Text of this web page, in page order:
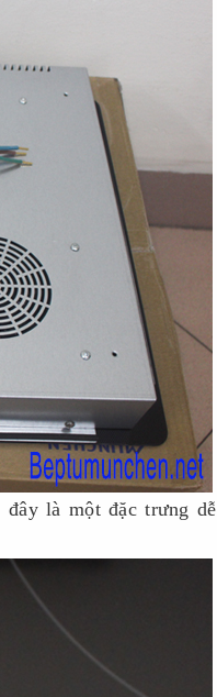
đây là một đặc trưng dễ